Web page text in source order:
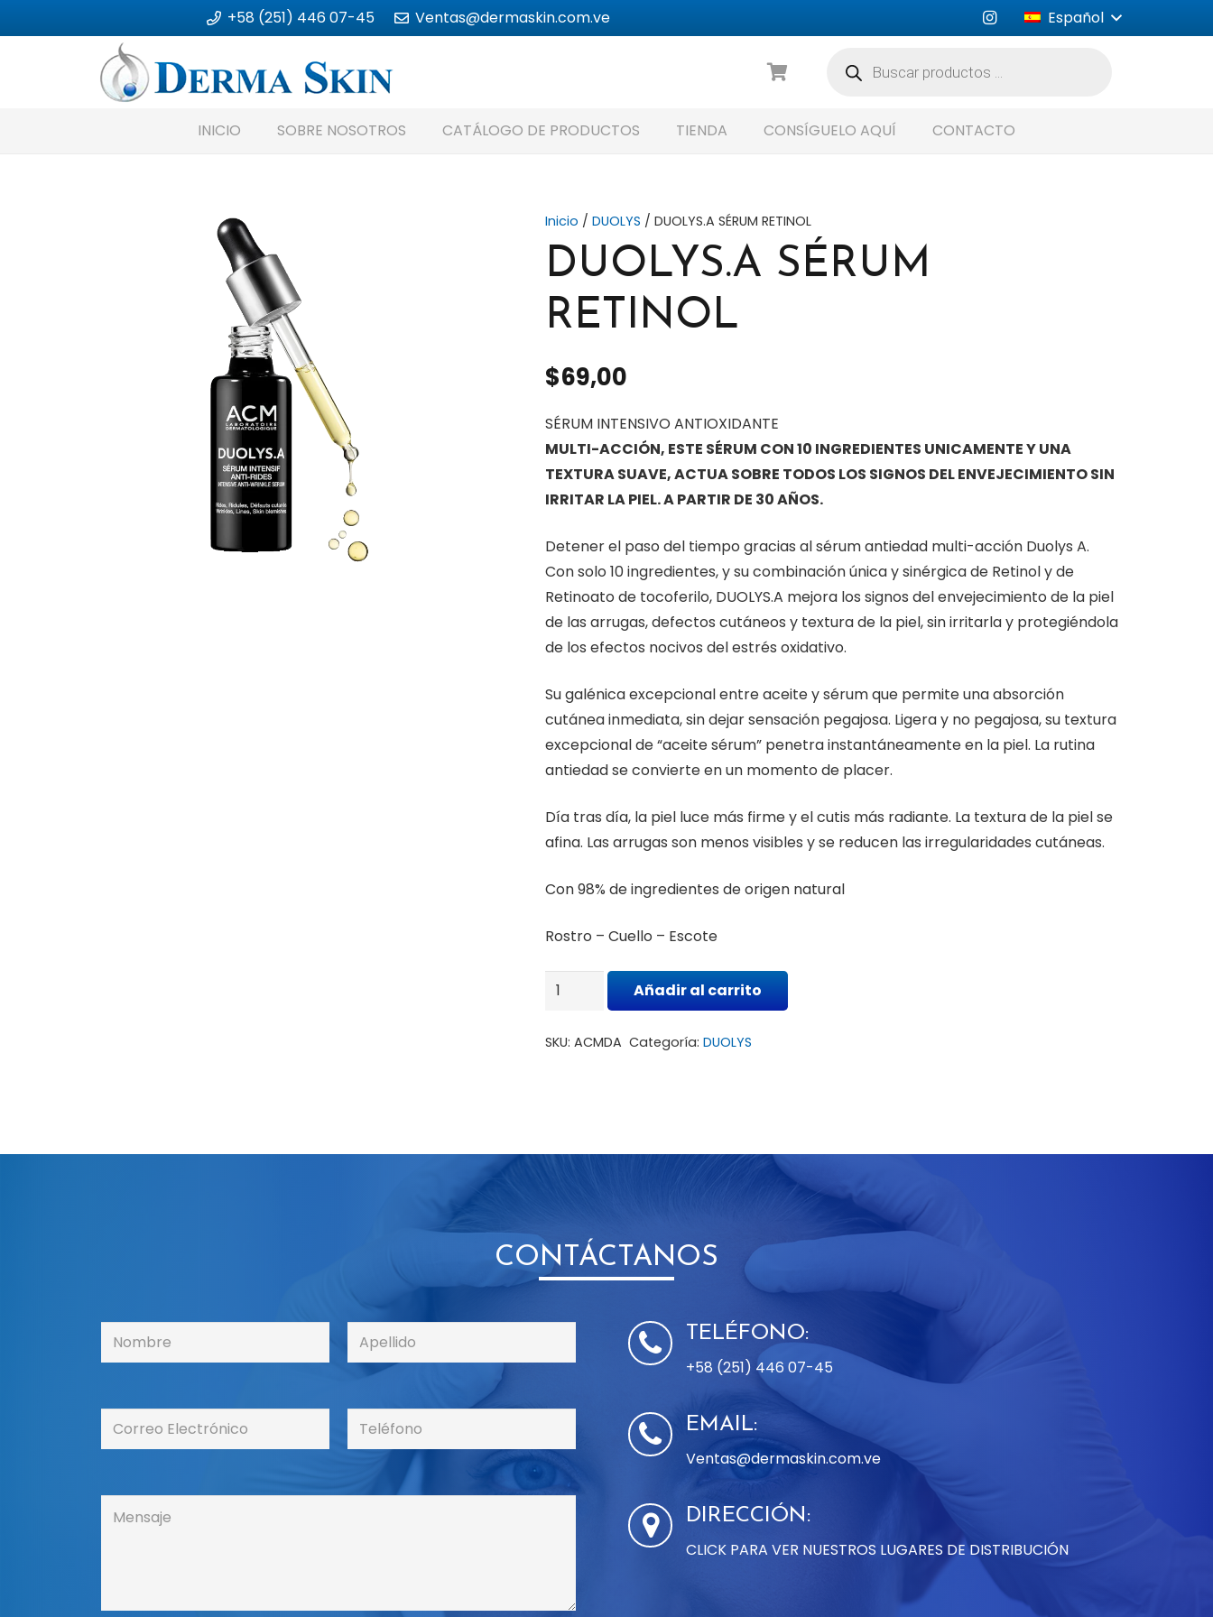
+58 (251) 446 07-45 Ventas@dermaskin.com.ve
Español
productos
INICIO SOBRE NOSOTROS CATÁLOGO DE PRODUCTOS TIENDA CONSÍGUELO AQUÍ CONTACTO
Inicio / DUOLYS / DUOLYS.A SÉRUM RETINOL
DUOLYS.A SÉRUM
RETINOL
$69,00
SÉRUM INTENSIVO ANTIOXIDANTE
MULTI-ACCIÓN, ESTE SÉRUM CON 10 INGREDIENTES UNICAMENTE Y UNA
TEXTURA SUAVE, ACTUA SOBRE TODOS LOS SIGNOS DEL ENVEJECIMIENTO SIN
IRRITAR LA PIEL. A PARTIR DE 30 AÑOS.
Detener el paso del tiempo gracias al sérum antiedad multi-acción Duolys A.
Con solo 10 ingredientes, y su combinación única y sinérgica de Retinol y de
Retinoato de tocoferilo, DUOLYS.A mejora los signos del envejecimiento de la piel
de las arrugas, defectos cutáneos y textura de la piel, sin irritarla y protegiéndola
de los efectos nocivos del estrés oxidativo.
Su galénica excepcional entre aceite y sérum que permite una absorción
cutánea inmediata, sin dejar sensación pegajosa. Ligera y no pegajosa, su textura
excepcional de “aceite sérum” penetra instantáneamente en la piel. La rutina
antiedad se convierte en un momento de placer.
Día tras día, la piel luce más firme y el cutis más radiante. La textura de la piel se
afina. Las arrugas son menos visibles y se reducen las irregularidades cutáneas.
Con 98% de ingredientes de origen natural
Rostro – Cuello – Escote
DUOLYS.A
Añadir al carrito
SKU: ACMDA Categoría:DUOLYS
CONTÁCTANOS
TELÉFONO:
+58 (251) 446 07-45
EMAIL:
Ventas@dermaskin.com.ve
DIRECCIÓN:
CLICK PARA VER NUESTROS LUGARES DE DISTRIBUCIÓN